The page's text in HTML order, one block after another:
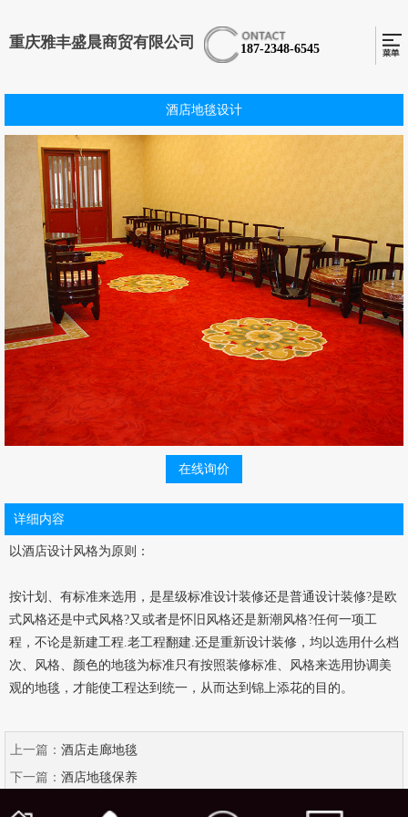
重庆雅丰盛晨商贸有限公司 187-2348-6545
酒店地毯设计
在线询价
详细内容
以酒店设计风格为原则：
按计划、有标准来选用，是星级标准设计装修还是普通设计装修?是欧
式风格还是中式风格?又或者是怀旧风格还是新潮风格?任何一项工
程，不论是新建工程.老工程翻建.还是重新设计装修，均以选用什么档
次、风格、颜色的地毯为标准只有按照装修标准、风格来选用协调美
观的地毯，才能使工程达到统一，从而达到锦上添花的目的。
上一篇： 酒店走廊地毯
下一篇： 酒店地毯保养